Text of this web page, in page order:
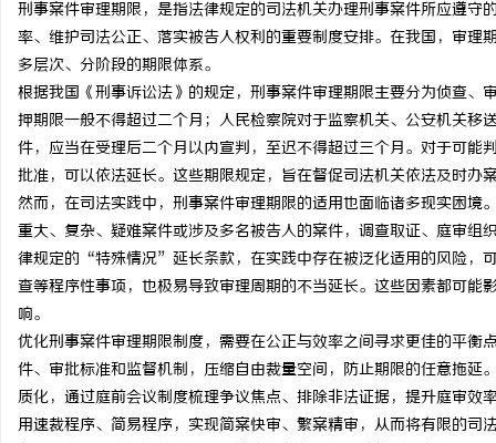
刑事案件审理期限，是指法律规定的司法机关办理刑事案件所应遵
率、维护司法公正、落实被告人权利的重要制度安排。在我国，审
多层次、分阶段的期限体系。
根据我国《刑事诉讼法》的规定，刑事案件审理期限主要分为侦查
押期限一般不得超过二个月；人民检察院对于监察机关、公安机关
件，应当在受理后二个月以内宣判，至迟不得超过三个月。对于可
批准，可以依法延长。这些期限规定，旨在督促司法机关依法及时办
然而，在司法实践中，刑事案件审理期限的适用也面临诸多现实困
重大、复杂、疑难案件或涉及多名被告人的案件，调查取证、庭审
律规定的“特殊情况”延长条款，在实践中存在被泛化适用的风险，
查等程序性事项，也极易导致审理周期的不当延长。这些因素都可
响。
优化刑事案件审理期限制度，需要在公正与效率之间寻求更佳的平
件、审批标准和监督机制，压缩自由裁量空间，防止期限的任意拖
质化，通过庭前会议制度梳理争议焦点、排除非法证据，提升庭审
用速裁程序、简易程序，实现简案快审、繁案精审，从而将有限的